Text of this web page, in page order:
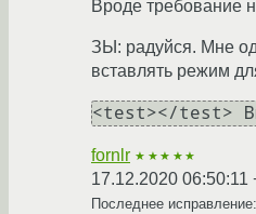
Вроде требование
ЗЫ: радуйся. Мне
вставлять режим
fornlr ★★★★★
17.12.2020 06:50:11
Последнее